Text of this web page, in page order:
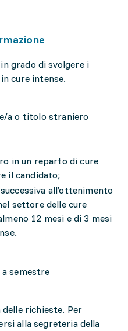
grado di svolgere i
cure intense.
a o titolo straniero
in un reparto di cure
il candidato;
all’ottenimento
settore delle cure
12 mesi e di 3 mesi
semestre
richieste. Per
alla segreteria della